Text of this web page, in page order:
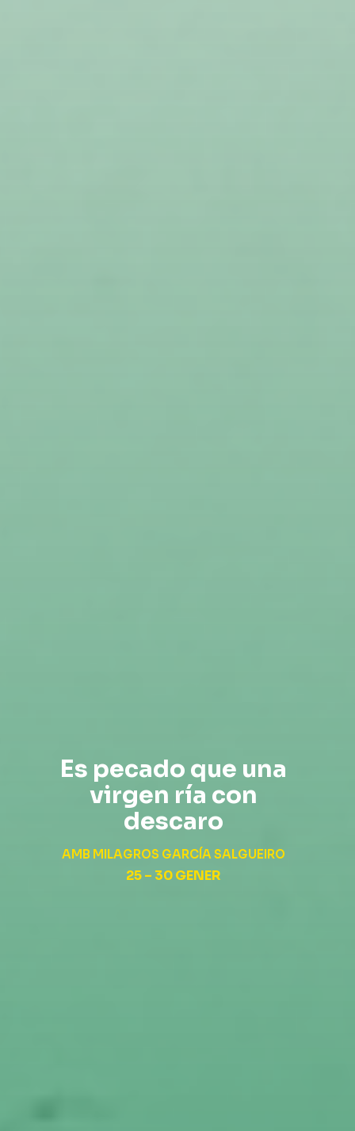
Es pecado que una
virgen ría con
descaro
AMB MILAGROS GARCÍA SALGUEIRO
25 – 30 GENER